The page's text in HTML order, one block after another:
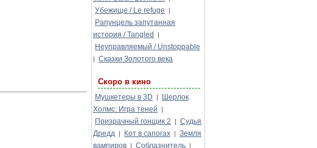
Убежище / Le refuge |
Рапунцель запутанная
история / Tangled
|
Неуправляемый / Unstoppable
| Сказки Золотого века
Скоро в кино
Мушкетеры в 3D |
Шерлок
Холмс: Игра теней
|
Призрачный гонщик 2 | Судья
Дредд | Кот в сапогах | Земля
вампиров | Соблазнитель |